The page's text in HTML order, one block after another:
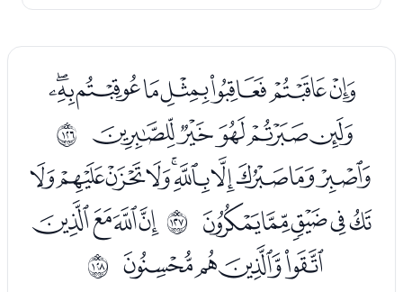
ﯠﯡﯢﯣﯤﯥﯦﯧ
ﯨﯩﯪﯫﯬ ﱽ
ﯮﯯﯰﯱﯲﯳﯴﯵﯶﯷ
ﯸﯹﯺﯻﯼ ﱾﯾﯿﰀﰁ
ﰂﰃﰄﰅ ﱿ